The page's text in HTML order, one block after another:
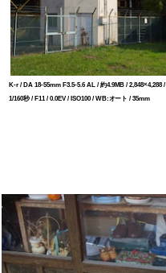
K-r / DA 18-55mm F3.5-5.6 AL / 約4.9MB / 2,848×4,288 /
1/160秒 / F11 / 0.0EV / ISO100 / WB:オート / 35mm